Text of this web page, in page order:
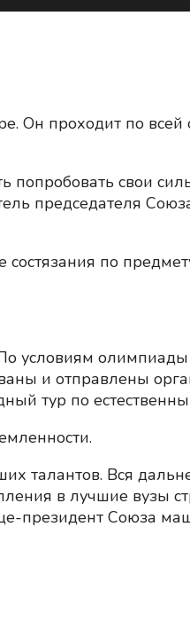
Он проходит по всей
попробовать свои
председателя
по
условиям
и отправлены
тур по
талантов. Вся
в лучшие вузы
президент Союза